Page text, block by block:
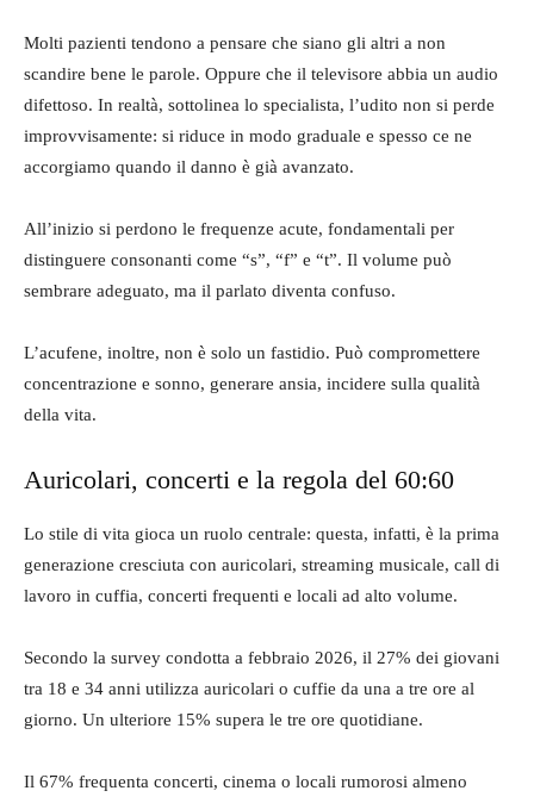
Molti pazienti tendono a pensare che siano gli altri a non
scandire bene le parole. Oppure che il televisore abbia un audio
difettoso. In realtà, sottolinea lo specialista, l’udito non si perde
improvvisamente: si riduce in modo graduale e spesso ce ne
accorgiamo quando il danno è già avanzato.
All’inizio si perdono le frequenze acute, fondamentali per
distinguere consonanti come “s”, “f” e “t”. Il volume può
sembrare adeguato, ma il parlato diventa confuso.
L’acufene, inoltre, non è solo un fastidio. Può compromettere
concentrazione e sonno, generare ansia, incidere sulla qualità
della vita.
Auricolari, concerti e la regola del 60:60
Lo stile di vita gioca un ruolo centrale: questa, infatti, è la prima
generazione cresciuta con auricolari, streaming musicale, call di
lavoro in cuffia, concerti frequenti e locali ad alto volume.
Secondo la survey condotta a febbraio 2026, il 27% dei giovani
tra 18 e 34 anni utilizza auricolari o cuffie da una a tre ore al
giorno. Un ulteriore 15% supera le tre ore quotidiane.
Il 67% frequenta concerti, cinema o locali rumorosi almeno